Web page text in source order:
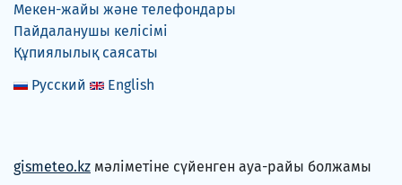
Мекен-жайы және телефондары
Пайдаланушы келісімі
Құпиялылық саясаты
Русский
English
gismeteo.kz мәліметіне сүйенген ауа-райы болжамы